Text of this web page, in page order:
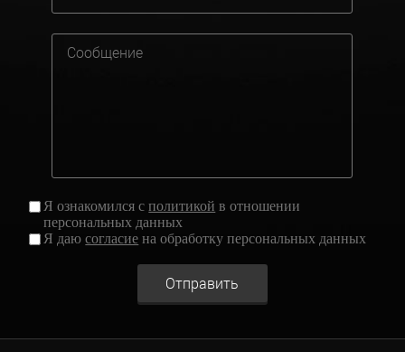
Я ознакомился сполитикой в отношении
персональных данных
Я даюсогласие на обработку персональных данных
Отправить